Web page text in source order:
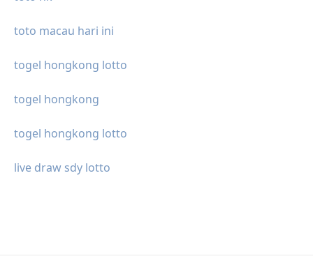
toto macau hari ini
togel hongkong lotto
togel hongkong
togel hongkong lotto
live draw sdy lotto